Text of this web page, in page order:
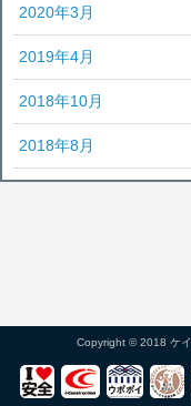
2020年3月
2019年4月
2018年10月
2018年8月
Copyright © 2018 ケ